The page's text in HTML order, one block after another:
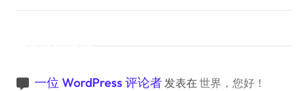
一位 WordPress 评论者发表在 世界，您好！